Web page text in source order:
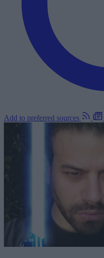
Add to preferred sources